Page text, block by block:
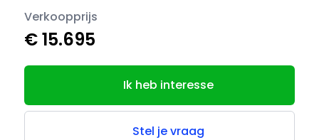
Verkoopprijs
€ 15.695
Ik heb interesse
Stel je vraag